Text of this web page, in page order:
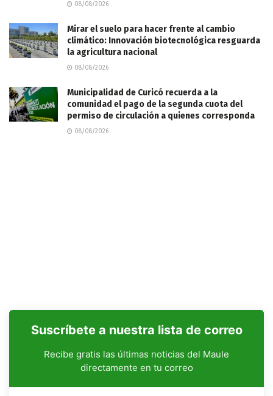
08/08/2026
Mirar el suelo para hacer frente al cambio
climático: Innovación biotecnológica resguarda
la agricultura nacional
08/08/2026
Municipalidad de Curicó recuerda a la
comunidad el pago de la segunda cuota del
permiso de circulación a quienes corresponda
08/08/2026
Suscríbete a nuestra lista de correo
Recibe gratis las últimas noticias del Maule
directamente en tu correo